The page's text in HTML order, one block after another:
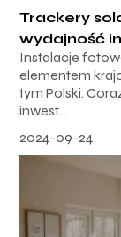
Trackery
wydajność
Instalacje
elementem
tym Polski.
inwest...
2024-09-24